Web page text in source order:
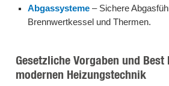
Abgassysteme – Sichere
Brennwertkessel und Thermen.
Gesetzliche Vorgaben und
modernen Heizungstechnik